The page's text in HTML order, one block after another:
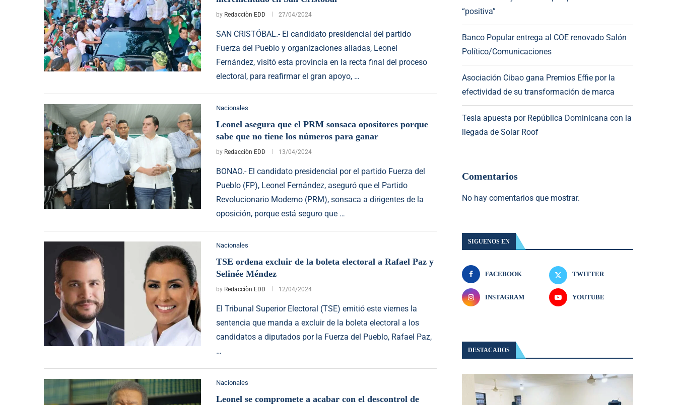
by Redacciòn EDD 27/04/2024
SAN CRISTÓBAL.- El candidato presidencial del partido
Fuerza del Pueblo y organizaciones aliadas, Leonel
Fernández, visitó esta provincia en la recta final del proceso
electoral, para reafirmar el gran apoyo, …
Nacionales
Leonel asegura que el PRM sonsaca opositores porque
sabe que no tiene los números para ganar
by Redacciòn EDD 13/04/2024
BONAO.- El candidato presidencial por el partido Fuerza del
Pueblo (FP), Leonel Fernández, aseguró que el Partido
Revolucionario Moderno (PRM), sonsaca a dirigentes de la
oposición, porque está seguro que …
Nacionales
TSE ordena excluir de la boleta electoral a Rafael Paz y
Selinée Méndez
by Redacciòn EDD 12/04/2024
El Tribunal Superior Electoral (TSE) emitió este viernes la
sentencia que manda a excluir de la boleta electoral a los
candidatos a diputados por la Fuerza del Pueblo, Rafael Paz,
…
Nacionales
Leonel se compromete a acabar con el descontrol de
“positiva”
Banco Popular entrega al COE renovado Salón
Político/Comunicaciones
Asociación Cibao gana Premios Effie por la
efectividad de su transformación de marca
Tesla apuesta por República Dominicana con la
llegada de Solar Roof
Comentarios
No hay comentarios que mostrar.
SIGUENOS EN
FACEBOOK TWITTER
INSTAGRAM YOUTUBE
DESTACADOS